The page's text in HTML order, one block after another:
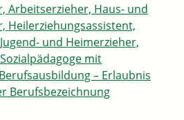
Arbeitserzieher, Haus- und
Heilerziehungsassistent,
und Heimerzieher,
mit
– Erlaubnis
Berufsbezeichnung